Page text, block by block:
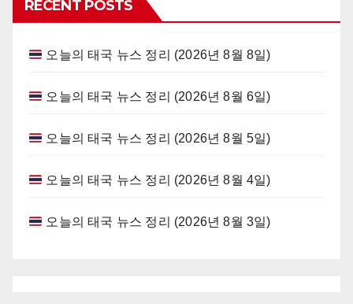
RECENT POSTS
오늘의 태국 뉴스 정리 (2026년 8월 8일)
오늘의 태국 뉴스 정리 (2026년 8월 6일)
오늘의 태국 뉴스 정리 (2026년 8월 5일)
오늘의 태국 뉴스 정리 (2026년 8월 4일)
오늘의 태국 뉴스 정리 (2026년 8월 3일)